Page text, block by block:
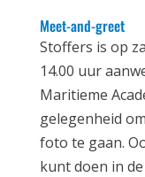
Meet-and-greet
Stoffers is op
14.00 uur
Maritieme
gelegenheid
foto te gaan.
kunt doen in